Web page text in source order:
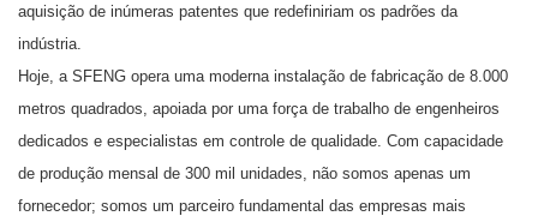
aquisição de inúmeras patentes que redefiniriam os padrões da
indústria.
Hoje, a SFENG opera uma moderna instalação de fabricação de 8.000
metros quadrados, apoiada por uma força de trabalho de engenheiros
dedicados e especialistas em controle de qualidade. Com capacidade
de produção mensal de 300 mil unidades, não somos apenas um
fornecedor; somos um parceiro fundamental das empresas mais